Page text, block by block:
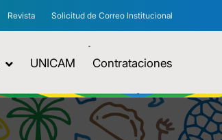
Revista Solicitud de Correo Institucional
UNICAM Contrataciones